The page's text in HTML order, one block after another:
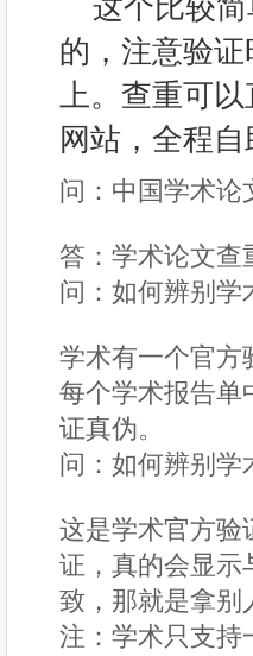
这个比较
的，注意验
上。查重可
网站，全程自
问：中国学术论
答：学术论文查
问：如何辨别学
学术有一个官方
每个学术报告单
证真伪。
问：如何辨别学
这是学术官方验
证，真的会显示
致，那就是拿别
注：学术只支持